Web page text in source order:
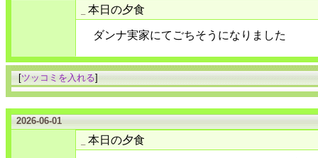
本日の夕食
ダンナ実家にてごちそうになりました
[ツッコミを入れる]
2026-06-01
本日の夕食